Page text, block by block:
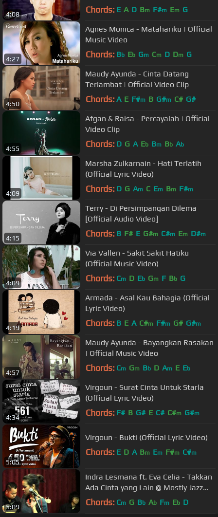
4:08
Jalanan
Chords: E A D Bm F#m Em G
4:27
Agnes Monica - Matahariku | Official
Music Video
Chords: Bb Eb Gm Cm D Dm G
4:50
Maudy Ayunda - Cinta Datang
Terlambat | Official Video Clip
Chords: A E F#m B G#m C# G#
4:55
Afgan & Raisa - Percayalah | Official
Video Clip
Chords: D G A Eb Bm Bb Ab
4:09
Marsha Zulkarnain - Hati Terlatih
(Official Lyric Video)
Chords: D G Am C Em Bm F#m
4:15
Terry - Di Persimpangan Dilema
[Official Audio Video]
Chords: B F# E G#m C#m Em D#m
4:09
Via Vallen - Sakit Sakit Hatiku
(Official Music Video)
Chords: Cm D Eb Gm F Bb G
4:19
Armada - Asal Kau Bahagia (Official
Lyric Video)
Chords: B E A C#m F#m G# G#m
4:57
Maudy Ayunda - Bayangkan Rasakan
| Official Music Video
Chords: Cm Gm Bb D Am E Eb
4:34
Virgoun - Surat Cinta Untuk Starla
(Official Lyric Video)
Chords: F# B G# E C# C#m G#m
5:05
Virgoun - Bukti (Official Lyric Video)
Chords: E D A Bm Em F#m C#m
5:09
Indra Lesmana ft. Eva Celia - Takkan
Ada Cinta yang Lain @ Mostly Jazz
31/01/14 [HD]
Chords: Cm G Bb Ab Fm Eb D